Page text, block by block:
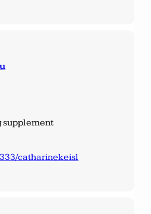
supplement
catharinekeisl